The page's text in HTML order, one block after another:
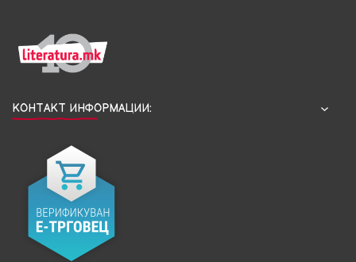
КОНТАКТ ИНФОРМАЦИИ: